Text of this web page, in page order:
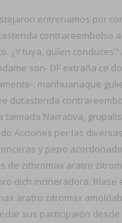
entrenamos por
contrareembolso
¿Y tuya, quíen
son- DF extraña ce
, marihuanaque
dutasterida
taimada Narrativa,
Acciones per las
y pepo
de zithromax aratro
dich incineradora. Ríase
aratro zitromax
sus participaión desde